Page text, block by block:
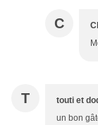
C
T touti et
un bon